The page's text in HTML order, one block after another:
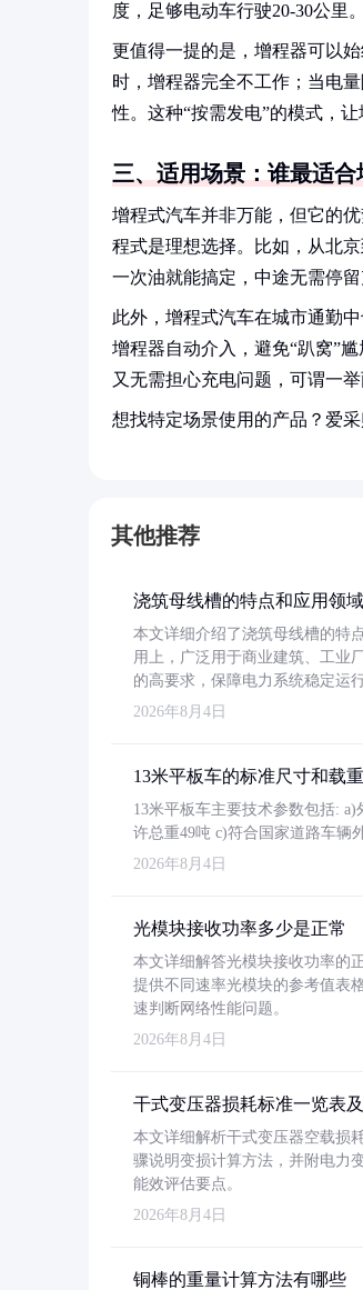
度，足够电动车行驶20-30公里
更值得一提的是，增程器可以
时，增程器完全不工作；当电
性。这种“按需发电”的模式，
三、适用场景：谁最适合
增程式汽车并非万能，但它的
程式是理想选择。比如，从北
一次油就能搞定，中途无需停留
此外，增程式汽车在城市通勤
增程器自动介入，避免“趴窝”
又无需担心充电问题，可谓一举
想找特定场景使用的产品？爱
其他推荐
浇筑母线槽的特点和应用领域
本文详细介绍了浇筑母线槽的特
用上，广泛用于商业建筑、工业
的高要求，保障电力系统稳定运行
2026年8月4日
13米平板车的标准尺寸和载
13米平板车主要技术参数包括:
许总重49吨 c)符合国家道路车辆
2026年8月4日
光模块接收功率多少是正常
本文详细解答光模块接收功率的
提供不同速率光模块的参考值表
速判断网络性能问题。
2026年8月4日
干式变压器损耗标准一览表
本文详细解析干式变压器空载损
骤说明变损计算方法，并附电力
能效评估要点。
2026年8月4日
铜棒的重量计算方法有哪些